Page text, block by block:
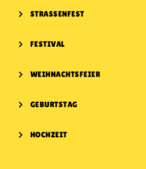
STRASSENFEST
FESTIVAL
WEIHNACHTSFEIER
GEBURTSTAG
HOCHZEIT